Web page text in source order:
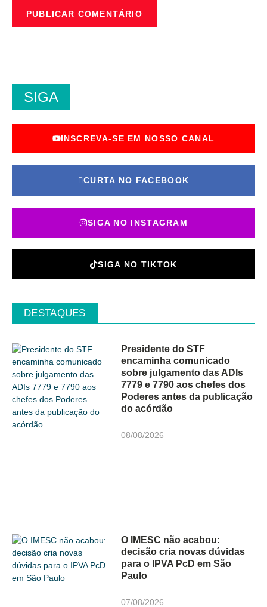
SIGA
INSCREVA-SE EM NOSSO CANAL
CURTA NO FACEBOOK
SIGA NO INSTAGRAM
SIGA NO TIKTOK
DESTAQUES
Presidente do STF
encaminha comunicado
sobre julgamento das ADIs
7779 e 7790 aos chefes dos
Poderes antes da publicação
do acórdão
08/08/2026
O IMESC não acabou:
decisão cria novas dúvidas
para o IPVA PcD em São
Paulo
07/08/2026